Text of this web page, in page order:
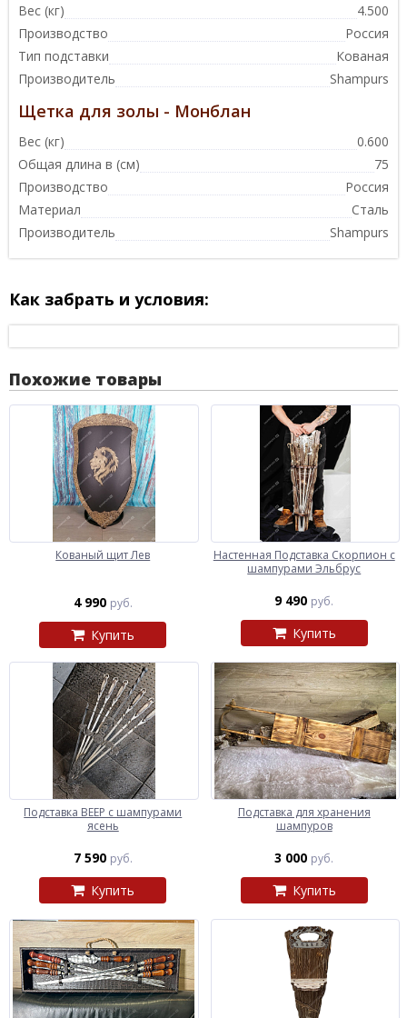
Вес (кг)
4.500
Производство
Россия
Тип подставки
Кованая
Производитель
Shampurs
Щетка для золы - Монблан
Вес (кг)
0.600
Общая длина в (см)
75
Производство
Россия
Материал
Сталь
Производитель
Shampurs
Как забрать и условия:
Похожие товары
Кованый щит Лев
4 990 руб.
Купить
Настенная Подставка Скорпион с
шампурами Эльбрус
9 490 руб.
Купить
Подставка ВЕЕР с шампурами
ясень
7 590 руб.
Купить
Подставка для хранения
шампуров
3 000 руб.
Купить